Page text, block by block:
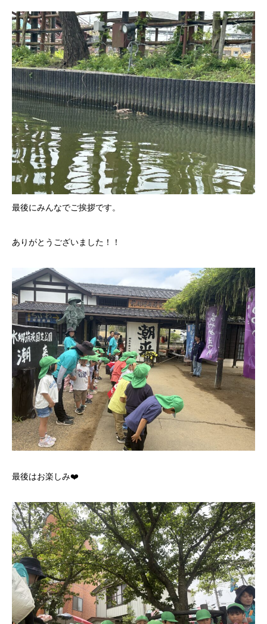
最後にみんなでご挨拶です。
ありがとうございました！！
最後はお楽しみ❤️